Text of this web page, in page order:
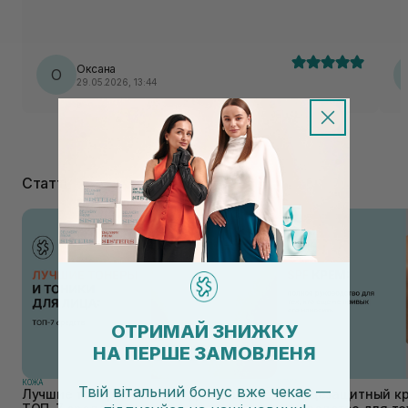
О Оксана
29.05.2026, 13:44
Статті
КОЖА
Лучшие тонеры и тоники для лица:
Солнцезащитный
ОТРИМАЙ ЗНИЖКУ
НА ПЕРШЕ ЗАМОВЛЕНЯ
Твій вітальний бонус вже чекає —